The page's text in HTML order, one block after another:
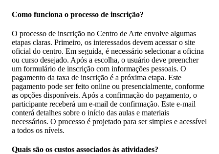
Como funciona o processo de inscrição?
O processo de inscrição no Centro de Arte envolve algumas
etapas claras. Primeiro, os interessados devem acessar o site
oficial do centro. Em seguida, é necessário selecionar a oficina
ou curso desejado. Após a escolha, o usuário deve preencher
um formulário de inscrição com informações pessoais. O
pagamento da taxa de inscrição é a próxima etapa. Este
pagamento pode ser feito online ou presencialmente, conforme
as opções disponíveis. Após a confirmação do pagamento, o
participante receberá um e-mail de confirmação. Este e-mail
conterá detalhes sobre o início das aulas e materiais
necessários. O processo é projetado para ser simples e acessível
a todos os níveis.
Quais são os custos associados às atividades?